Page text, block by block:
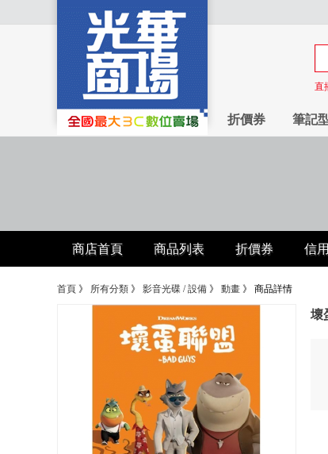
直
折價券 筆記
商店首頁 商品列表 折價券 信
首頁 》 所有分類 》 影音光碟 / 設備 》 動畫 》 商品詳情
壞